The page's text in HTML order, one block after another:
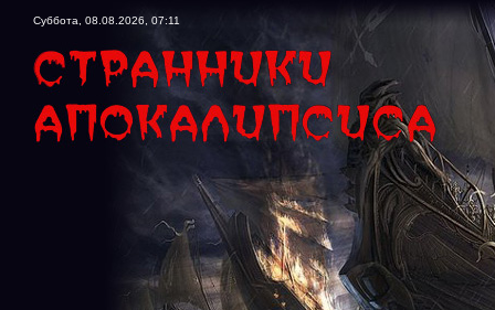
Суббота, 08.08.2026, 07:11